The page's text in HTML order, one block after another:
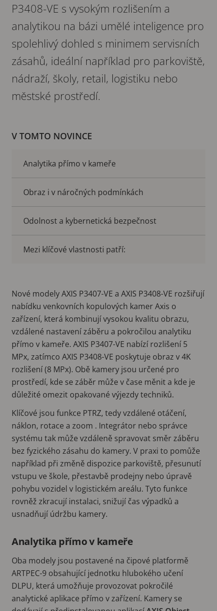
P3408-VE s vysokým rozlišením a
analytikou na bázi umělé inteligence pro
spolehlivý dohled s minimem servisních
zásahů, ideální například pro parkoviště,
nádraží, školy, retail, logistiku nebo
městské prostředí.
V TOMTO NOVINCE
Analytika přímo v kameře
Obraz i v náročných podmínkách
Odolnost a kybernetická bezpečnost
Mezi klíčové vlastnosti patří:
Nové modely AXIS P3407-VE a AXIS P3408-VE rozšiřují
nabídku venkovních kopulových kamer Axis o
zařízení, která kombinují vysokou kvalitu obrazu,
vzdálené nastavení záběru a pokročilou analytiku
přímo v kameře. AXIS P3407-VE nabízí rozlišení 5
MPx, zatímco AXIS P3408-VE poskytuje obraz v 4K
rozlišení (8 MPx). Obě kamery jsou určené pro
prostředí, kde se záběr může v čase měnit a kde je
důležité omezit opakované výjezdy techniků.
Klíčové jsou funkce PTRZ, tedy vzdálené otáčení,
náklon, rotace a zoom . Integrátor nebo správce
systému tak může vzdáleně spravovat směr záběru
bez fyzického zásahu do kamery. V praxi to pomůže
například při změně dispozice parkoviště, přesunutí
vstupu ve škole, přestavbě prodejny nebo úpravě
pohybu vozidel v logistickém areálu. Tyto funkce
rovněž zkracují instalaci, snižují čas výpadků a
usnadňují údržbu kamery.
Analytika přímo v kameře
Oba modely jsou postavené na čipové platformě
ARTPEC-9 obsahující jednotku hlubokého učení
DLPU, která umožňuje provozovat pokročilé
analytické aplikace přímo v zařízení. Kamery se